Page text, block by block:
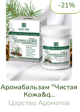
-21%
Аромабальзам "Чистая
Кожа&q...
Царство Ароматов